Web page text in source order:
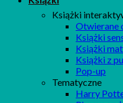
Książki
Otwierane
Książki
Książki
Książki z
Pop-up
Tematyczne
Harry